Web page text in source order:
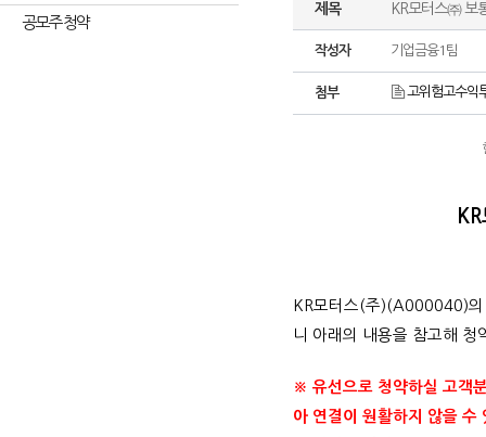
공모주 청약
제목 KR모터스㈜ 보
작성자 기업금융1팀
첨부 고위험고수익
KR모터스(주)(A000040)
니 아래의 내용을 참고해 청
※ 유선으로 청약하실 고객
아 연결이 원활하지 않을 수